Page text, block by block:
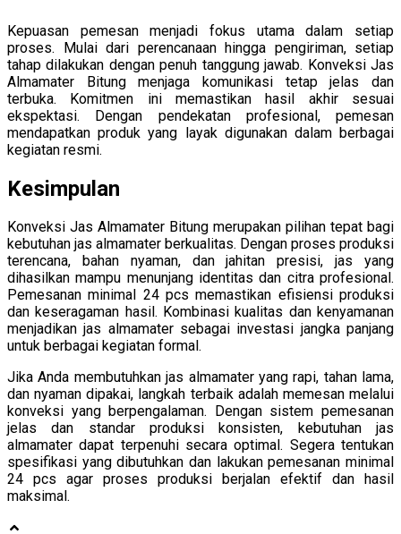
Kepuasan pemesan menjadi fokus utama dalam setiap
proses. Mulai dari perencanaan hingga pengiriman, setiap
tahap dilakukan dengan penuh tanggung jawab. Konveksi Jas
Almamater Bitung menjaga komunikasi tetap jelas dan
terbuka. Komitmen ini memastikan hasil akhir sesuai
ekspektasi. Dengan pendekatan profesional, pemesan
mendapatkan produk yang layak digunakan dalam berbagai
kegiatan resmi.
Kesimpulan
Konveksi Jas Almamater Bitung merupakan pilihan tepat bagi
kebutuhan jas almamater berkualitas. Dengan proses produksi
terencana, bahan nyaman, dan jahitan presisi, jas yang
dihasilkan mampu menunjang identitas dan citra profesional.
Pemesanan minimal 24 pcs memastikan efisiensi produksi
dan keseragaman hasil. Kombinasi kualitas dan kenyamanan
menjadikan jas almamater sebagai investasi jangka panjang
untuk berbagai kegiatan formal.
Jika Anda membutuhkan jas almamater yang rapi, tahan lama,
dan nyaman dipakai, langkah terbaik adalah memesan melalui
konveksi yang berpengalaman. Dengan sistem pemesanan
jelas dan standar produksi konsisten, kebutuhan jas
almamater dapat terpenuhi secara optimal. Segera tentukan
spesifikasi yang dibutuhkan dan lakukan pemesanan minimal
24 pcs agar proses produksi berjalan efektif dan hasil
maksimal.